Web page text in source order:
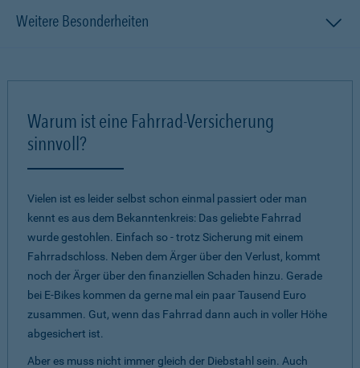
Weitere Besonderheiten
Warum ist eine Fahrrad-Versicherung
sinnvoll?
Vielen ist es leider selbst schon einmal passiert oder man
kennt es aus dem Bekanntenkreis: Das geliebte Fahrrad
wurde gestohlen. Einfach so - trotz Sicherung mit einem
Fahrradschloss. Neben dem Ärger über den Verlust, kommt
noch der Ärger über den finanziellen Schaden hinzu. Gerade
bei E-Bikes kommen da gerne mal ein paar Tausend Euro
zusammen. Gut, wenn das Fahrrad dann auch in voller Höhe
abgesichert ist.
Aber es muss nicht immer gleich der Diebstahl sein. Auch